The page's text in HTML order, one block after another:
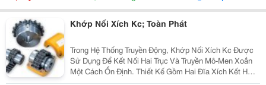
Khớp Nối Xích Kc; Toàn Phát
Trong Hệ Thống Truyền Động, Khớp Nối Xích Kc Được
Sử Dụng Để Kết Nối Hai Trục Và Truyền Mô-Men Xoắn
Một Cách Ổn Định. Thiết Kế Gồm Hai Đĩa Xích Kết Hợp
Với Xích Con Lăn Giúp Truyền Lực Hiệu Quả, Đồng Thời